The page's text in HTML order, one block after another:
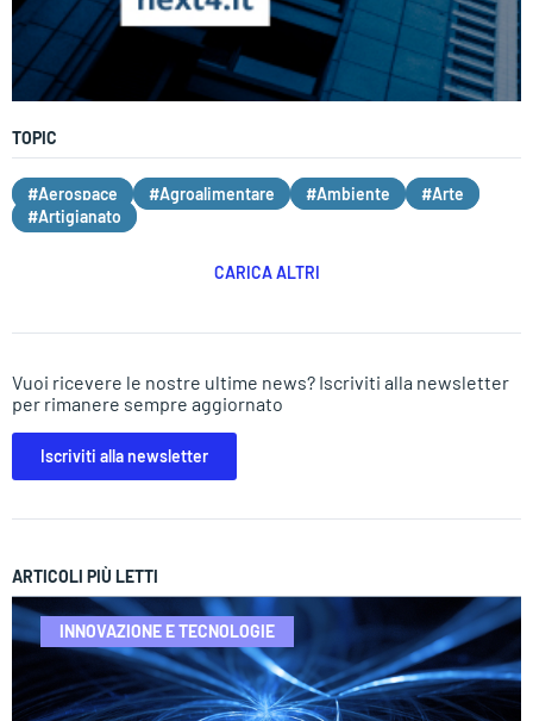
TOPIC
#Aerospace #Agroalimentare #Ambiente
#Arte
#Artigianato
CARICA ALTRI
Vuoi ricevere le nostre ultime news? Iscriviti alla newsletter
per rimanere sempre aggiornato
Iscriviti alla newsletter
ARTICOLI PIÙ LETTI
INNOVAZIONE E TECNOLOGIE